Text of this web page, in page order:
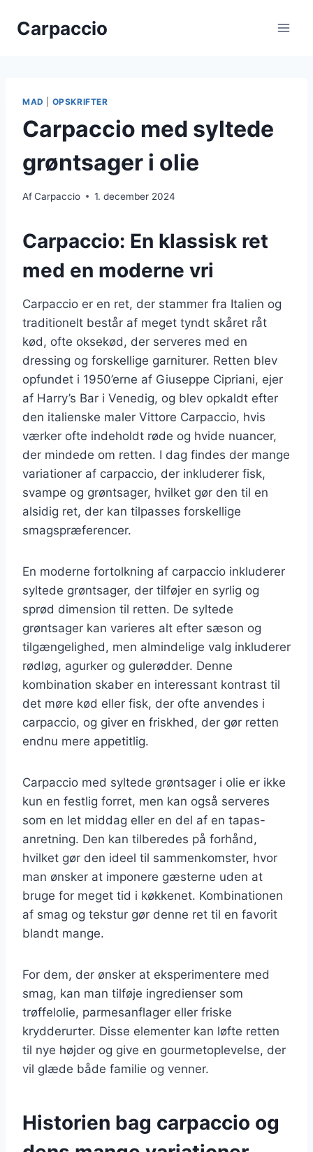
Carpaccio
MAD OPSKRIFTER
Carpaccio med syltede
grøntsager i olie
AfCarpaccio 1. december 2024
Carpaccio: En klassisk ret
med en moderne vri
Carpaccio er en ret, der stammer fra Italien og
traditionelt består af meget tyndt skåret råt
kød, ofte oksekød, der serveres med en
dressing og forskellige garniturer. Retten blev
opfundet i 1950’erne af Giuseppe Cipriani, ejer
af Harry’s Bar i Venedig, og blev opkaldt efter
den italienske maler Vittore Carpaccio, hvis
værker ofte indeholdt røde og hvide nuancer,
der mindede om retten. I dag findes der mange
variationer af carpaccio, der inkluderer fisk,
svampe og grøntsager, hvilket gør den til en
alsidig ret, der kan tilpasses forskellige
smagspræferencer.
En moderne fortolkning af carpaccio inkluderer
syltede grøntsager, der tilføjer en syrlig og
sprød dimension til retten. De syltede
grøntsager kan varieres alt efter sæson og
tilgængelighed, men almindelige valg inkluderer
rødløg, agurker og gulerødder. Denne
kombination skaber en interessant kontrast til
det møre kød eller fisk, der ofte anvendes i
carpaccio, og giver en friskhed, der gør retten
endnu mere appetitlig.
Carpaccio med syltede grøntsager i olie er ikke
kun en festlig forret, men kan også serveres
som en let middag eller en del af en tapas-
anretning. Den kan tilberedes på forhånd,
hvilket gør den ideel til sammenkomster, hvor
man ønsker at imponere gæsterne uden at
bruge for meget tid i køkkenet. Kombinationen
af smag og tekstur gør denne ret til en favorit
blandt mange.
For dem, der ønsker at eksperimentere med
smag, kan man tilføje ingredienser som
trøffelolie, parmesanflager eller friske
krydderurter. Disse elementer kan løfte retten
til nye højder og give en gourmetoplevelse, der
vil glæde både familie og venner.
Historien bag carpaccio og